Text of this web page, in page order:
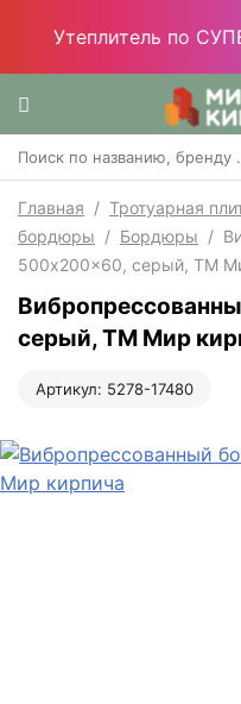
Утеплитель по
Главная / Тротуарная
бордюры / Бордюры /
500x200x60, серый, ТМ
серый, ТМ Мир
Артикул: 5278-17480